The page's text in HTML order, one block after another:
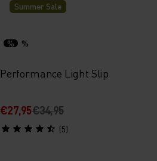
Summer Sale
% %
Performance Light Slip
€27,95€34,95
(5)